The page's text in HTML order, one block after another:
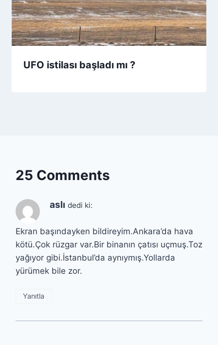
UFO istilası başladı mı ?
25 Comments
aslı dedi ki:
Ekran başındayken bildireyim.Ankara’da hava
kötü.Çok rüzgar var.Bir binanın çatısı uçmuş.Toz
yağıyor gibi.İstanbul’da aynıymış.Yollarda
yürümek bile zor.
Yanıtla